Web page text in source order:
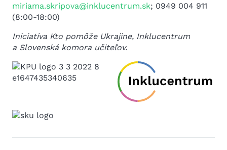
miriama.skripova@inklucentrum.sk; 0949 004 911
(8:00-18:00)
Iniciatíva Kto pomôže Ukrajine, Inklucentrum
a Slovenská komora učiteľov.